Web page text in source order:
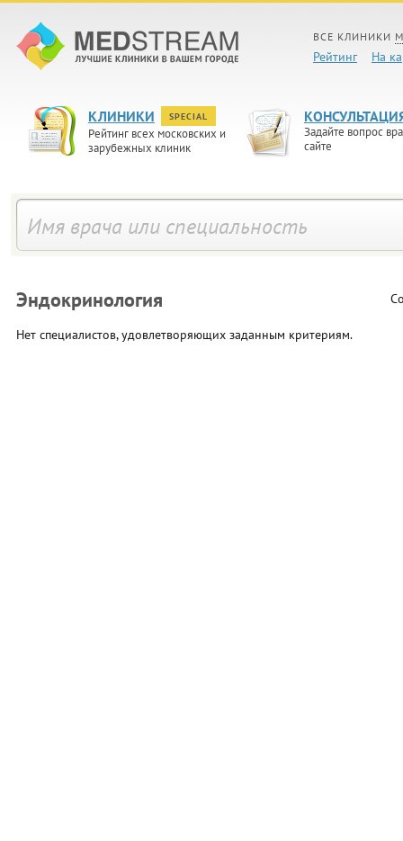
ВСЕ КЛИНИКИ
Рейтинг На
КЛИНИКИ SPECIAL
Рейтинг всех московских и
зарубежных клиник
Задайте вопрос
сайте
Эндокринология
Нет специалистов, удовлетворяющих заданным критериям.